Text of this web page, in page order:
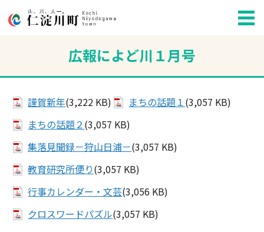
広報によど川１月号
謹賀新年(3,222 KB) まちの話題１(3,057 KB)
まちの話題２(3,057 KB)
集落見聞録－狩山日浦－(3,057 KB)
教育研究所便り(3,057 KB)
行事カレンダー・文芸(3,056 KB)
クロスワードパズル(3,057 KB)